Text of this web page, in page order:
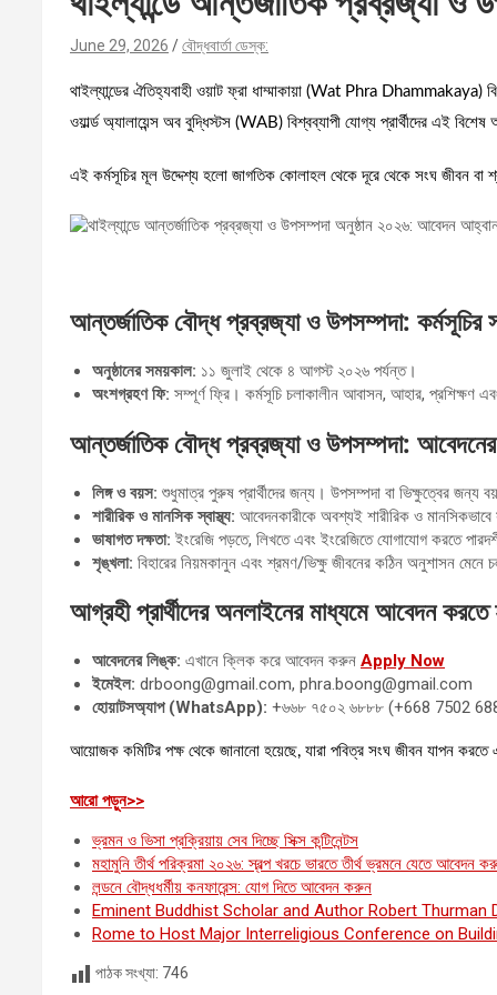
June 29, 2026 বৌদ্ধবার্তা ডেস্ক:
থাইল্যান্ডের ঐতিহ্যবাহী ওয়াট ফ্রা ধাম্মাকায়া (Wat Phra
ওয়ার্ল্ড অ্যালায়েন্স অব বুদ্ধিস্টস (WAB) বিশ্বব্যাপী যোগ্য প্রার্থীদের এই
এই কর্মসূচির মূল উদ্দেশ্য হলো জাগতিক কোলাহল থেকে দূরে থেকে সংঘ জীবন বা
আন্তর্জাতিক বৌদ্ধ প্রব্রজ্যা ও উপসম্পদা: কর্মসূচির
অনুষ্ঠানের সময়কাল: ১১ জুলাই থেকে ৪ আগস্ট ২০২৬ পর্যন্ত।
অংশগ্রহণ ফি: সম্পূর্ণ ফ্রি। কর্মসূচি চলাকালীন আবাসন, আহার, প্রশিক্ষণ
আন্তর্জাতিক বৌদ্ধ প্রব্রজ্যা ও উপসম্পদা:
লিঙ্গ ও বয়স: শুধুমাত্র পুরুষ প্রার্থীদের জন্য। উপসম্পদা বা ভিক্ষুত্বের
শারীরিক ও মানসিক স্বাস্থ্য: আবেদনকারীকে অবশ্যই শারীরিক ও
ভাষাগত দক্ষতা: ইংরেজি পড়তে, লিখতে এবং ইংরেজিতে যোগাযোগ করতে
শৃঙ্খলা: বিহারের নিয়মকানুন এবং শ্রমণ/ভিক্ষু জীবনের কঠিন অনুশাসন মেনে
আগ্রহী প্রার্থীদের অনলাইনের মাধ্যমে আবেদন করতে
আবেদনের লিঙ্ক: এখানে ক্লিক করে আবেদন করুন Apply Now
ইমেইল: drboong@gmail.com, phra.boong@gmail.com
হোয়াটসঅ্যাপ (WhatsApp): +৬৬৮ ৭৫০২ ৬৮৮৮ (+668 7502
আয়োজক কমিটির পক্ষ থেকে জানানো হয়েছে, যারা পবিত্র সংঘ জীবন যাপন
আরো পড়ুন>>:
আন্তর্জাতিক
প্রব্রজ্যা
ও
উপসম্পদা
অনুষ্ঠান
২০২৬:
আবেদন
ভ্রমন ও ভিসা প্রক্রিয়ায় সেব দিচ্ছে সিক্স কন্টিনেন্টস
মহামুনি তীর্থ পরিক্রমা ২০২৬: স্বল্প খরচে ভারতে তীর্থ ভ্রমনে যেতে আবেদন
লন্ডনে বৌদ্ধধর্মীয় কনফারেন্স: যোগ দিতে আবেদন করুন
Eminent Buddhist Scholar and Author Robert Thurman
Rome to Host Major Interreligious Conference on
পাঠক সংখ্যা: 746